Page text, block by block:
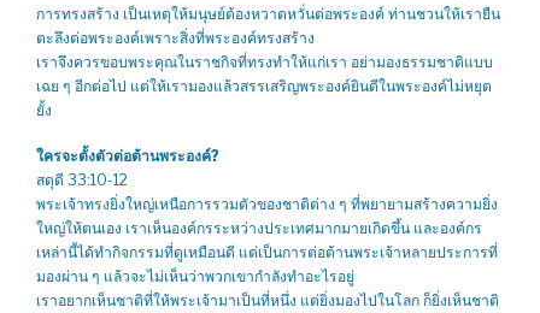
การทรงสร้าง เป็นเหตุให้มนุษย์ต้องหวาดหวั่นต่อพระองค์ ท่านชวนให้เรายืน
ตะลึงต่อพระองค์เพราะสิ่งที่พระองค์ทรงสร้าง
เราจึงควรขอบพระคุณในราชกิจที่ทรงทำให้แก่เรา อย่ามองธรรมชาติแบบ
เฉย ๆ อีกต่อไป แต่ให้เรามองแล้วสรรเสริญพระองค์ยินดีในพระองค์ไม่หยุด
ยั้ง
ใครจะตั้งตัวต่อต้านพระองค์?
สดุดี 33:10-12
พระเจ้าทรงยิ่งใหญ่เหนือการรวมตัวของชาติต่าง ๆ ที่พยายามสร้างความยิ่ง
ใหญ่ให้ตนเอง เราเห็นองค์กรระหว่างประเทศมากมายเกิดขึ้น และองค์กร
เหล่านี้ได้ทำกิจกรรมที่ดูเหมือนดี แต่เป็นการต่อต้านพระเจ้าหลายประการที่
มองผ่าน ๆ แล้วจะไม่เห็นว่าพวกเขากำลังทำอะไรอยู่
เราอยากเห็นชาติที่ให้พระเจ้ามาเป็นที่หนึ่ง แต่ยิ่งมองไปในโลก ก็ยิ่งเห็นชาติ